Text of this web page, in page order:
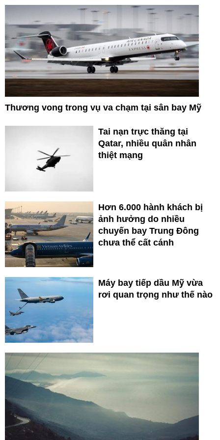
Thương vong trong vụ va chạm tại sân bay Mỹ
Tai nạn trực thăng tại
Qatar, nhiều quân nhân
thiệt mạng
Hơn 6.000 hành khách bị
ảnh hưởng do nhiều
chuyến bay Trung Đông
chưa thể cất cánh
Máy bay tiếp dầu Mỹ vừa
rơi quan trọng như thế nào